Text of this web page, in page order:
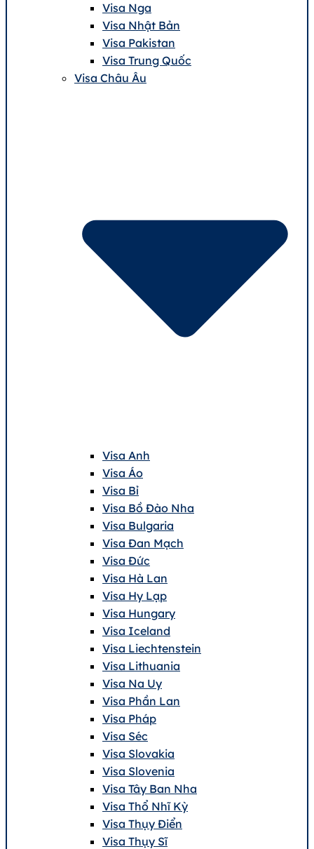
Visa Nga
Visa Nhật Bản
Visa Pakistan
Visa Trung Quốc
Visa Châu Âu
Visa Anh
Visa Áo
Visa Bỉ
Visa Bồ Đào Nha
Visa Bulgaria
Visa Đan Mạch
Visa Đức
Visa Hà Lan
Visa Hy Lạp
Visa Hungary
Visa Iceland
Visa Liechtenstein
Visa Lithuania
Visa Na Uy
Visa Phần Lan
Visa Pháp
Visa Séc
Visa Slovakia
Visa Slovenia
Visa Tây Ban Nha
Visa Thổ Nhĩ Kỳ
Visa Thụy Điển
Visa Thụy Sĩ